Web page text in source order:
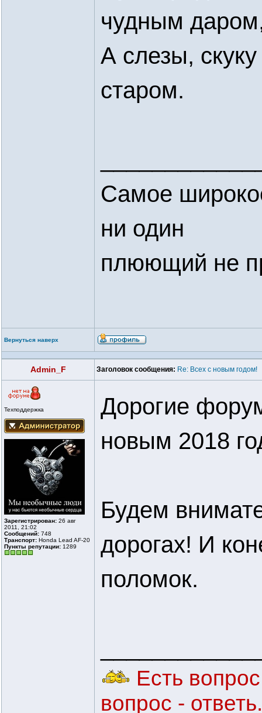
чудным
А слезы,
старом.
Самое
ни один
плюющий не
Вернуться наверх
Admin_F Заголовок сообщения: Re: Всех с новым годом!
Техподдержка
Зарегистрирован: 26 авг
2011, 21:02
Сообщений: 748
Транспорт: Honda Lead AF-20
Пункты репутации: 1289
Дорогие
новым 2018
Будем
дорогах! И
поломок.
Есть
вопрос -